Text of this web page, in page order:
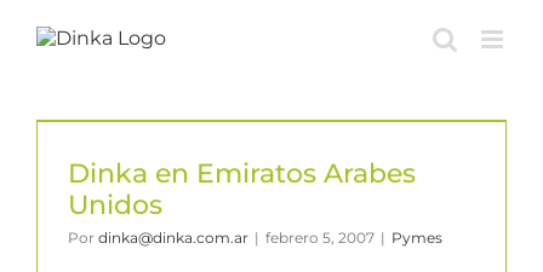
Dinka en Emiratos Arabes
Unidos
Por dinka@dinka.com.ar | febrero 5, 2007 | Pymes